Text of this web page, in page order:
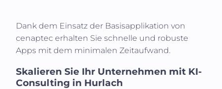
Dank dem Einsatz der Basisapplikation von
cenaptec erhalten Sie schnelle und robuste
Apps mit dem minimalen Zeitaufwand.
Skalieren Sie Ihr Unternehmen mit KI-
Consulting in Hurlach